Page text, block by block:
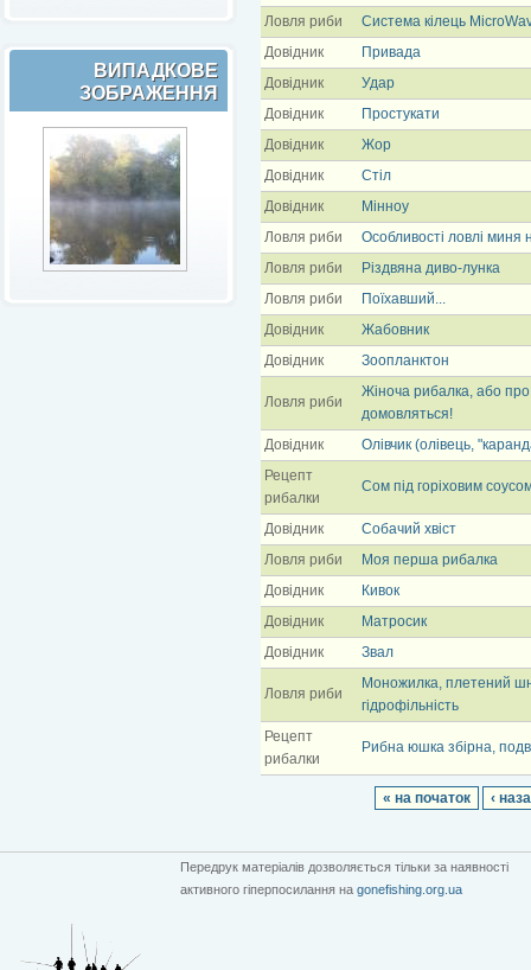
ВИПАДКОВЕ
ЗОБРАЖЕННЯ
Ловля риби
Система кілець
Довідник
Привада
Довідник
Удар
Довідник
Простукати
Довідник
Жор
Довідник
Стіл
Довідник
Мінноу
Ловля риби
Особливості ловлі миня
Ловля риби
Різдвяна диво-лунка
Ловля риби
Поїхавший...
Довідник
Жабовник
Довідник
Зоопланктон
Ловля риби
Жіноча рибалка, або
домовляться!
Довідник
Олівчик (олівець,
Рецепт
рибалки
Сом під горіховим
Довідник
Собачий хвіст
Ловля риби
Моя перша рибалка
Довідник
Кивок
Довідник
Матросик
Довідник
Звал
Ловля риби
Моножилка, плетений
гідрофільність
Рецепт
рибалки
Рибна юшка збірна,
« на початок ‹
Передрук матеріалів дозволяється тільки за наявності
активного гіперпосилання на gonefishing.org.ua